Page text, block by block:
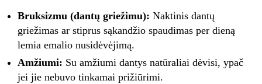
Bruksizmu (dantų griežimu): Naktinis dantų
griežimas ar stiprus sąkandžio spaudimas per dieną
lemia emalio nusidėvėjimą.
Amžiumi: Su amžiumi dantys natūraliai dėvisi, ypač
jei jie nebuvo tinkamai prižiūrimi.